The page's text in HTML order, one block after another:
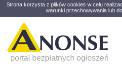
Strona korzysta z plików cookies w celu
warunki przechowywania lub
portal bezpłatnych ogłoszeń